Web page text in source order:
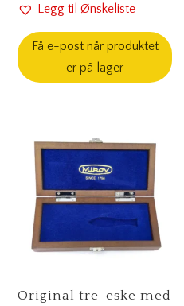
Legg til Ønskeliste
Få e-post når produktet
er på lager
Original tre-eske med